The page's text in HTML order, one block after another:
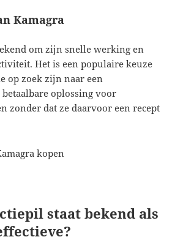
Kamagra
om zijn snelle werking en
Het is een populaire keuze
op zoek zijn naar een
oplossing voor
zonder dat ze daarvoor een recept
staat bekend als